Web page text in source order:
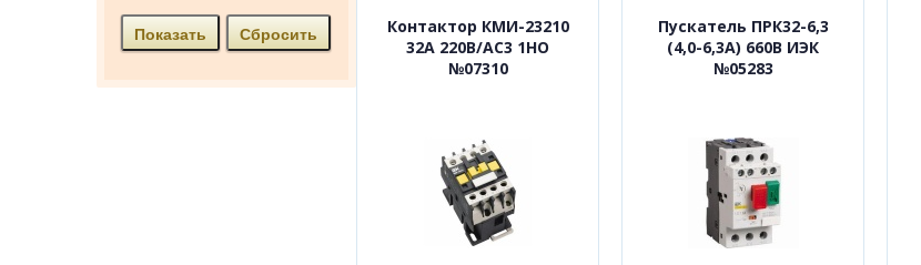
Контактор КМИ-23210
32А 220В/АС3 1НО
№07310
Пускатель ПРК32-6,3
(4,0-6,3А) 660В ИЭК
№05283